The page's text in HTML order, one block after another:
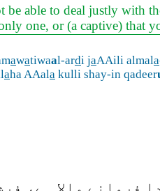
be able to deal justly with
one, or (a captive) that
awatiwaal-ardi jaAAili almala
aha AAala kulli shay-in qadeer
والا ہے،